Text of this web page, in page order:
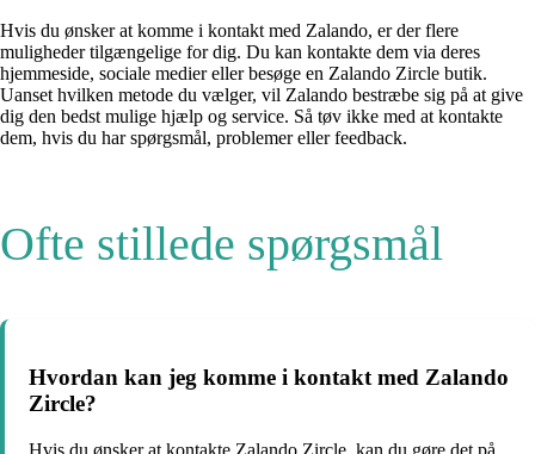
Hvis du ønsker at komme i kontakt med Zalando, er der flere
muligheder tilgængelige for dig. Du kan kontakte dem via deres
hjemmeside, sociale medier eller besøge en Zalando Zircle butik.
Uanset hvilken metode du vælger, vil Zalando bestræbe sig på at give
dig den bedst mulige hjælp og service. Så tøv ikke med at kontakte
dem, hvis du har spørgsmål, problemer eller feedback.
Ofte stillede spørgsmål
Hvordan kan jeg komme i kontakt med Zalando
Zircle?